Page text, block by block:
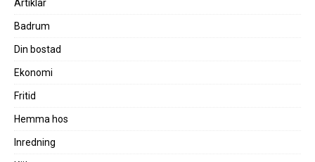
Artiklar
Badrum
Din bostad
Ekonomi
Fritid
Hemma hos
Inredning